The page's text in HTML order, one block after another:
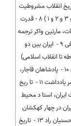
7 - تا ریخ انقلاب مشروطیت
جلدهای ( 7و 6 و 3 و 2 و 1 ) 8 - قدرت
مارتین واکر ترجمه
محمد قائد شرفی 9 - ایران بین دو
تا انقلاب اسلامی)
یرواند آبراهامیان 10 - پادشاهان قاجار،
بهروز رحمانی، نشر یادداشت 11 - تا ریخ
استا د محیط
12 - ایران در چهار کهکشان
ارتباطی، مهدی محسنیان راد 13 - تاریخ